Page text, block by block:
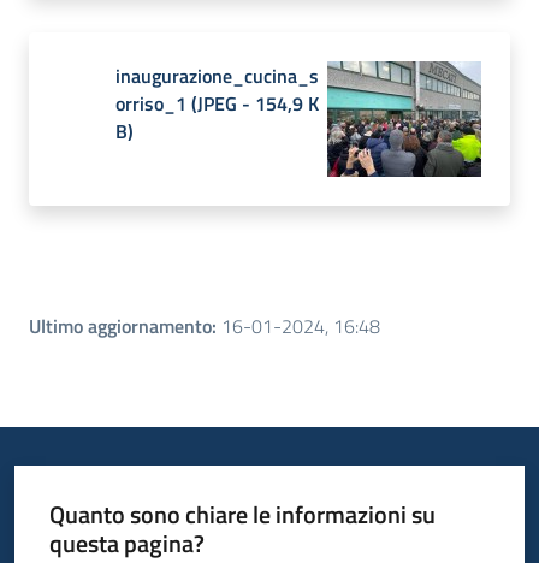
inaugurazione_cucina_s
orriso_1 (JPEG - 154,9 K
B)
Ultimo aggiornamento: 16-01-2024, 16:48
Quanto sono chiare le informazioni su
questa pagina?